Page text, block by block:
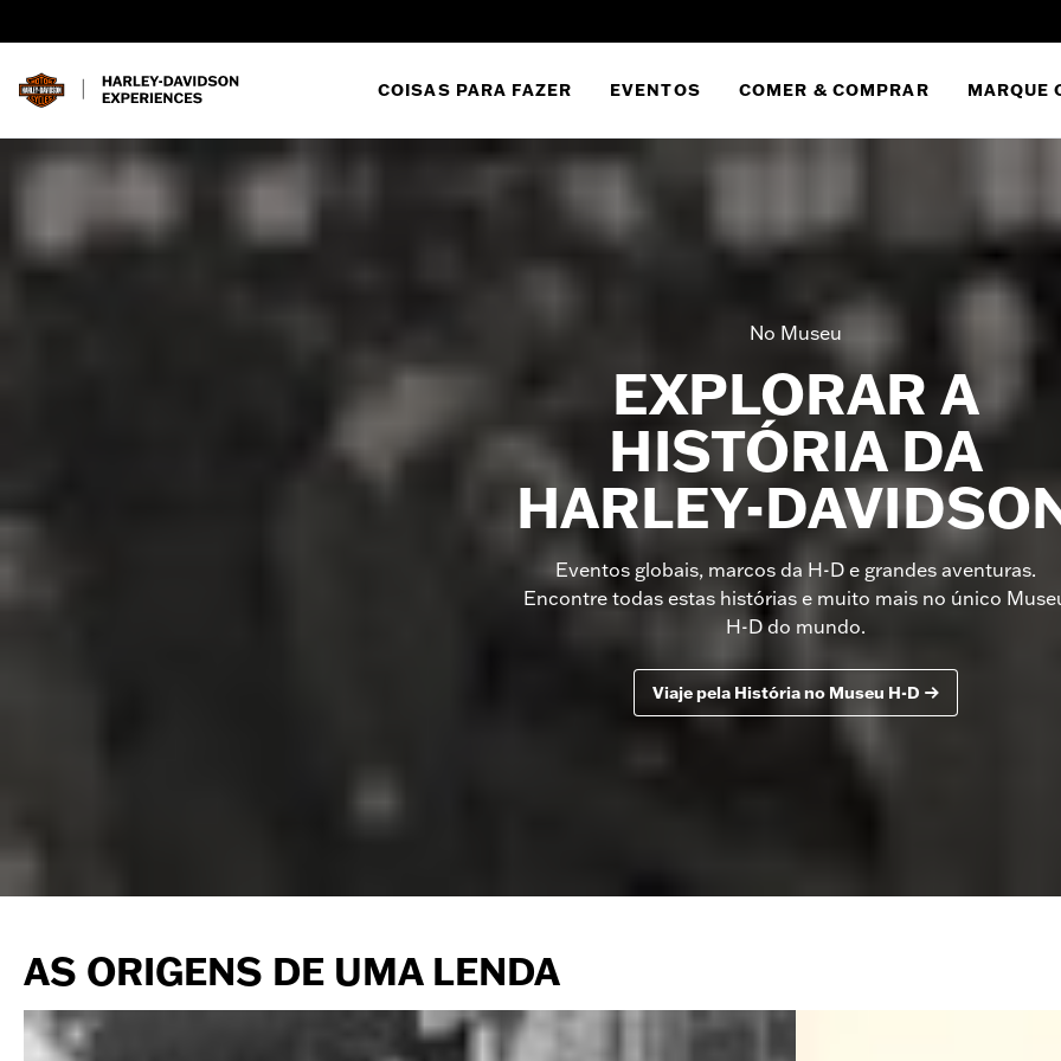
COISAS PARA FAZER EVENTOS COMER & COMPRAR MARQUE
No Museu
EXPLORAR A
HISTÓRIA DA
HARLEY-
Eventos globais, marcos da H-D e grandes aventuras.
Encontre todas estas histórias e muito mais no único
H-D do mundo.
Viaje pela História no Museu H-D
AS ORIGENS DE UMA LENDA